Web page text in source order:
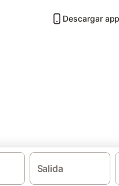
Descargar app
Salida